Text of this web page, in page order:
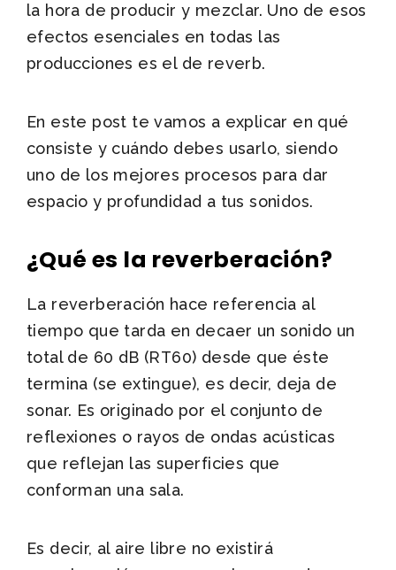
la hora de producir y mezclar. Uno de esos
efectos esenciales en todas las
producciones es el de reverb.
En este post te vamos a explicar en qué
consiste y cuándo debes usarlo, siendo
uno de los mejores procesos para dar
espacio y profundidad a tus sonidos.
¿Qué es la reverberación?
La reverberación hace referencia al
tiempo que tarda en decaer un sonido un
total de 60 dB (RT60) desde que éste
termina (se extingue), es decir, deja de
sonar. Es originado por el conjunto de
reflexiones o rayos de ondas acústicas
que reflejan las superficies que
conforman una sala.
Es decir, al aire libre no existirá